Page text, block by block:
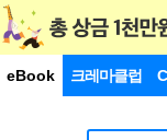
eBook 크레마클럽